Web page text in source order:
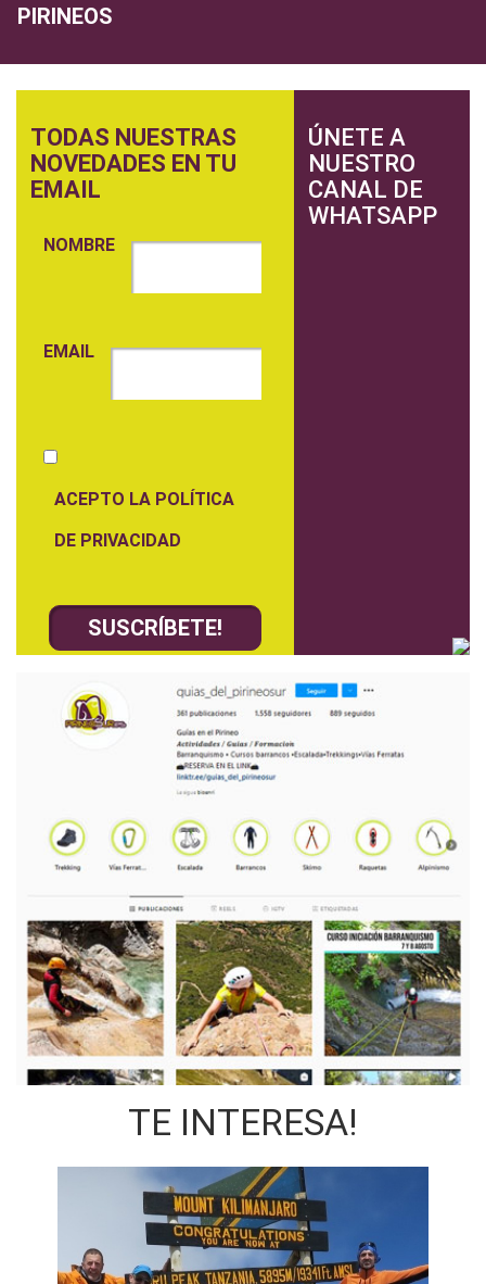
PIRINEOS
TODAS NUESTRAS
NOVEDADES EN TU
EMAIL
NOMBRE
EMAIL
ACEPTO LA POLÍTICA
DE PRIVACIDAD
ÚNETE A
NUESTRO
CANAL DE
WHATSAPP
TE INTERESA!